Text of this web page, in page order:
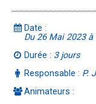
Date :
Du 26 Mai 2023
Durée : 3 jours
Responsable : P.
Animateurs :